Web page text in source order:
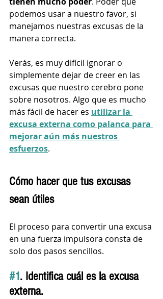
podemos usar a nuestro favor, si
manejamos nuestras excusas de la
manera correcta.
Verás, es muy difícil ignorar o
simplemente dejar de creer en las
excusas que nuestro cerebro pone
sobre nosotros. Algo que es mucho
más fácil de hacer es utilizar la
excusa externa como palanca para
mejorar aún más nuestros
esfuerzos.
Cómo hacer que tus excusas
sean útiles
El proceso para convertir una excusa
en una fuerza impulsora consta de
solo dos pasos sencillos.
#1. Identifica cuál es la excusa
externa.